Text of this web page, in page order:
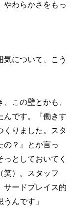
やわらかさをもっ
について、こう
この壁とかも、
んです。『働きす
くりました。スタ
の？』とか言っ
としておいてく
笑）。スタッフ
サードプレイス的
んです」